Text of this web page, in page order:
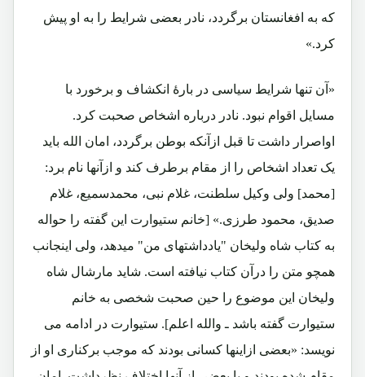
که به افغانستان برگردد، نادر بعضی شرایط را به او پیش
کرد.»
«آن تنها شرایط سیاسی در بارۀ انکشاف و برخورد با
مسایل اقوام نبود. نادر درباره اشخاص صحبت کرد.
اواصرار داشت تا قبل ازآنکه بوطن برگردد، امان الله باید
یک تعداد اشخاص را از مقام برطرف کند و ازآنها نام برد:
[محمد] ولی وکیل سلطنت، غلام نبی، محمدسمیع، غلام
صدیق، محمود طرزی.» [خانم ستیوارت این گفته را حواله
به کتاب شاه ولیخان "یادداشتهای من" میدهد، ولی اینجانب
همچو متن را درآن کتاب نیافته است. شاید مارشال شاه
ولیخان این موضوع را حین صحبت شخصی به خانم
ستیوارت گفته باشد ـ والله اعلم]. ستیوارت در ادامه می
نویسد: «بعضی ازاینها کسانی بودند که موجب برکناری او از